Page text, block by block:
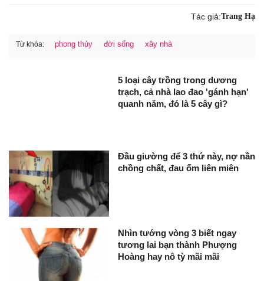
Tác giả:Trang Hạ
Từ khóa: phong thủy đời sống xây nhà
5 loại cây trồng trong dương
trạch, cả nhà lao đao 'gánh hạn'
quanh năm, đó là 5 cây gì?
Đầu giường để 3 thứ này, nợ nần
chồng chất, đau ốm liên miên
Nhìn tướng vòng 3 biết ngay
tương lai bạn thành Phượng
Hoàng hay nô tỳ mãi mãi